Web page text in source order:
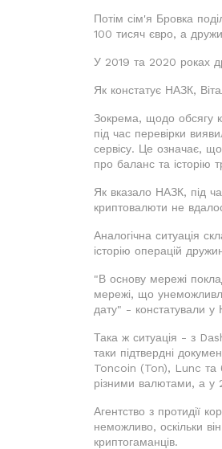
Потім сім'я Бровка
100 тисяч євро, а
У 2019 та 2020 роках
Як констатує НАЗК,
Зокрема, щодо обсягу
під час перевірки
сервісу. Це означає, що
про баланс та історію
Як вказало НАЗК, під
криптовалюти не
Аналогічна ситуація
історію операцій
"В основу мережі
мережі, що
дату" - констатували у
Така ж ситуація - з
таки підтвердні
Toncoin (Ton), Lunc та
різними валютами, а у
Агентство з протидії
неможливо, оскільки
криптогаманців.